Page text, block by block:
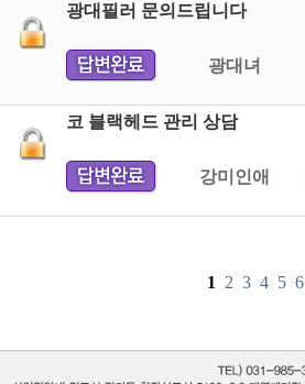
광대필러 문의드립니다
광대녀
코 블랙헤드 관리 상담
강미인애
1 2 3 4 5 6